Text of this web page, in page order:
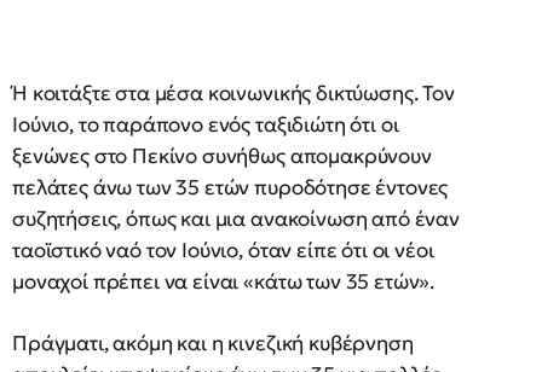
Ή κοιτάξτε στα μέσα κοινωνικής δικτύωσης. Τον
Ιούνιο, το παράπονο ενός ταξιδιώτη ότι οι
ξενώνες στο Πεκίνο συνήθως απομακρύνουν
πελάτες άνω των 35 ετών πυροδότησε έντονες
συζητήσεις, όπως και μια ανακοίνωση από έναν
ταοϊστικό ναό τον Ιούνιο, όταν είπε ότι οι νέοι
μοναχοί πρέπει να είναι «κάτω των 35 ετών».
Πράγματι, ακόμη και η κινεζική κυβέρνηση